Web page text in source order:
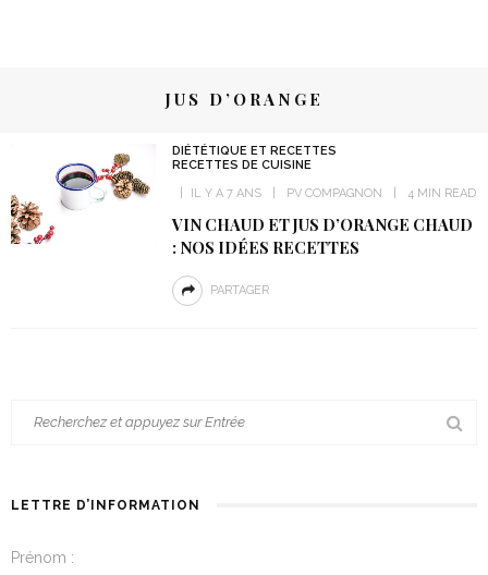
JUS D’ORANGE
DIÉTÉTIQUE ET RECETTES
RECETTES DE CUISINE
IL Y A 7 ANS
PV COMPAGNON 4 MIN READ
VIN CHAUD ET JUS D’ORANGE CHAUD
: NOS IDÉES RECETTES
PARTAGER
LETTRE D’INFORMATION
Prénom :